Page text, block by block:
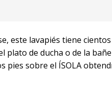
este lavapiés tiene
plato de ducha o de la
pies sobre el ÍSOLA